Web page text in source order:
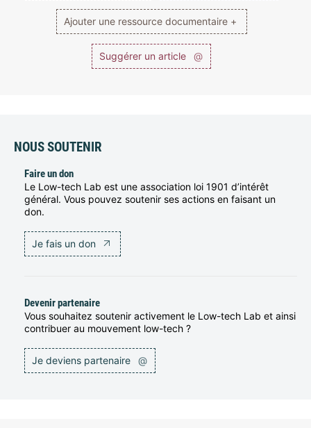
Ajouter une ressource documentaire +
Suggérer un article @
NOUS SOUTENIR
Faire un don
Le Low-tech Lab est une association loi 1901 d’intérêt
général. Vous pouvez soutenir ses actions en faisant un
don.
Je fais un don
Devenir partenaire
Vous souhaitez soutenir activement le Low-tech Lab et ainsi
contribuer au mouvement low-tech ?
Je deviens partenaire @